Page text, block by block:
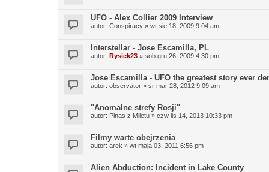
UFO - Alex Collier 2009 Interview
autor: Conspiracy » wt sie 18, 2009 9:04 am
Interstellar - Jose Escamilla, PL
autor: Rysiek23 » sob gru 26, 2009 4:30 pm
Jose Escamilla - UFO the greatest story ever
autor: observator » śr mar 28, 2012 9:09 am
"Anomalne strefy Rosji"
autor: Pinas z Miletu » czw lis 14, 2013 10:33 pm
Filmy warte obejrzenia
autor: arek » wt maja 03, 2011 6:56 pm
Alien Abduction: Incident in Lake County